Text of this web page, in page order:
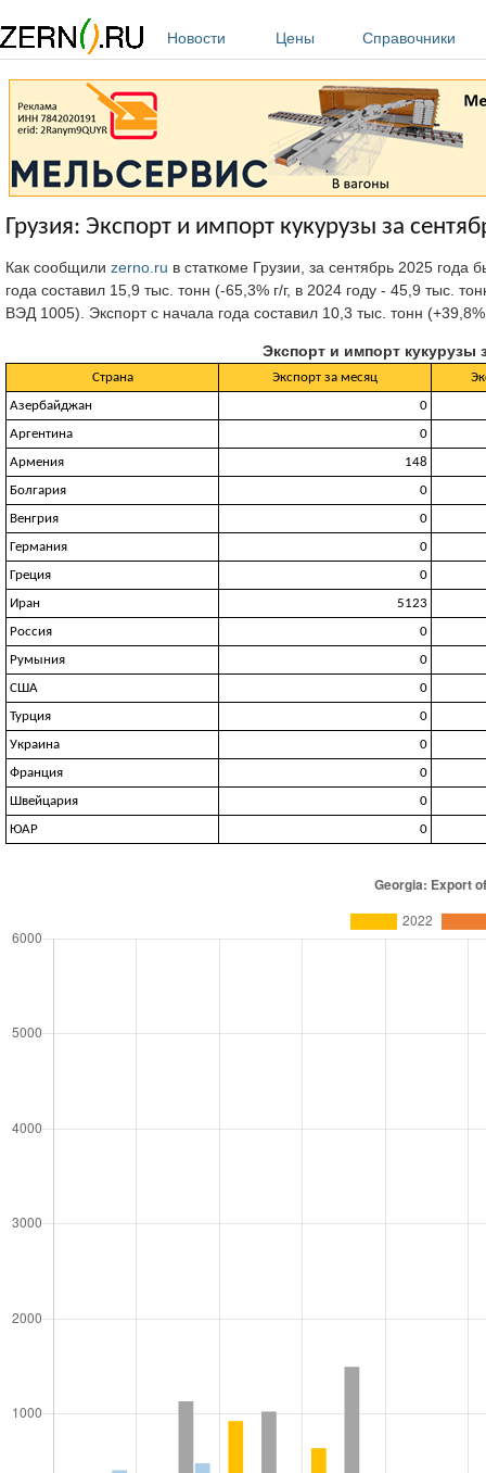
Новости
Цены Справочники
Грузия: Экспорт и импорт кукурузы за
Как сообщили zerno.ru в статкоме Грузии, за сентябрь 2025 года
года составил 15,9 тыс. тонн (-65,3% г/г, в 2024 году - 45,9 тыс.
ВЭД 1005). Экспорт с начала года составил 10,3 тыс. тонн
Экспорт и импорт кукурузы
Страна Экспорт за месяц
Азербайджан
0
Аргентина
0
Армения
148
Болгария
0
Венгрия
0
Германия
0
Греция
0
Иран
5123
Россия
0
Румыния
0
США
0
Турция
0
Украина
0
Франция
0
Швейцария
0
ЮАР
0